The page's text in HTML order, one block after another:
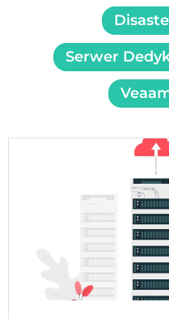
Backup Na
Backup
Veeam Backup
Nakivo Backup
Mailstore
Disaster
Backup As A
Serwer